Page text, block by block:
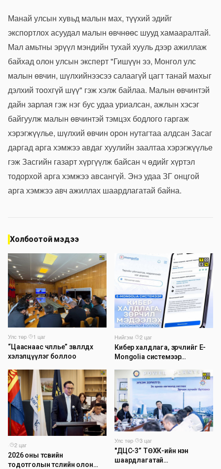
Манай улсын хувьд малын мах, түүхий эдийг
экспортлох асуудал малын өвчнөөс шууд хамааралтай.
Мал амьтны эрүүл мэндийн тухай хууль дээр ажиллаж
байхад олон улсын эксперт "Гишүүн ээ, Монгол улс
малын өвчин, шүлхийнээсээ салаагүй цагт танай махыг
дэлхий тоохгүй шүү" гэж хэлж байлаа. Малын өвчинтэй
дайн зарлая гэж нэг бус удаа уриалсан, ажлын хэсэг
байгуулж малын өвчинтэй тэмцэх бодлого гаргаж
хэрэгжүүлье, шүлхий өвчин орон нутагтаа алдсан Засаг
даргад арга хэмжээ авдаг хуулийн заалтаа хэрэгжүүлье
гэж Засгийн газарт хүргүүлж байсан ч өдийг хүртэл
тодорхой арга хэмжээ авсангүй. Энэ удаа ЗГ онцгой
арга хэмжээ авч ажиллах шаардлагатай байна.
Холбоотой мэдээ
Улс төр·
1 цаг
“Цааснаас чөлөөлье” зөвлөлдөх
хэлэлцүүлэг боллоо
Нийгэм·
2 цаг
Кибер халдлага, зөрчлийг E-
Mongolia системээр
боломжтой боллоо
·
2 цаг
2026 оны төсвийн
тодотголын төслийн олон
Улс төр·
3 цаг
"ДЦС-3” ТӨХК-ийн нэн
шаардлагатай